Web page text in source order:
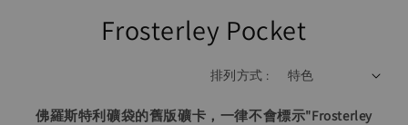
Frosterley Pocket
排列方式 :
佛羅斯特利礦袋的舊版礦卡，一律不會標示"Frosterley